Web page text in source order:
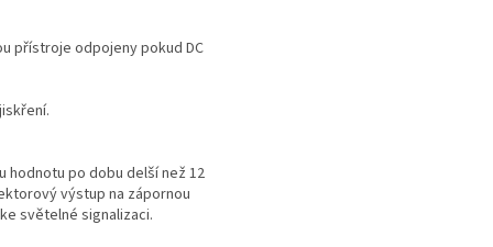
přístroje odpojeny pokud DC
hodnotu po dobu delší než 12
výstup na zápornou
světelné signalizaci.